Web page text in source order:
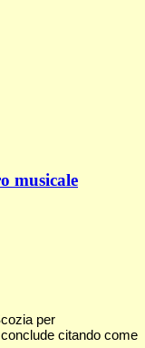
musicale
per
citando come